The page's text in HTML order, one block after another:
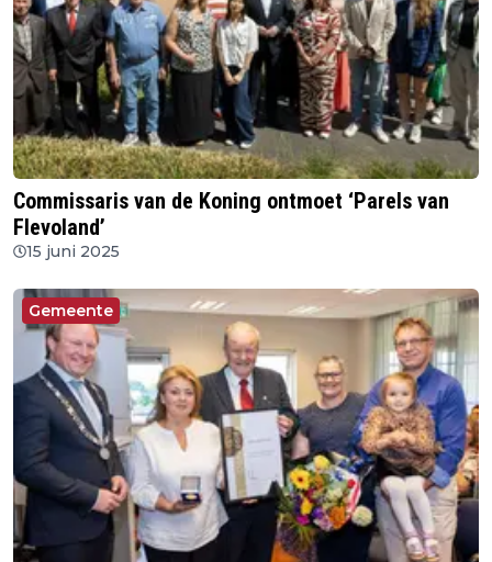
Commissaris van de Koning ontmoet ‘Parels van
Flevoland’
15 juni 2025
Gemeente